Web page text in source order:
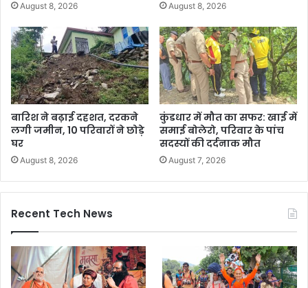
August 8, 2026 August 8, 2026
बारिश ने बढ़ाई दहशत, दरकने
लगी जमीन, 10 परिवारों ने छोड़े
घर
August 8, 2026
कुंडधार में मौत का सफर: खाई में
समाई बोलेरो, परिवार के पांच
सदस्यों की दर्दनाक मौत
August 7, 2026
Recent Tech News